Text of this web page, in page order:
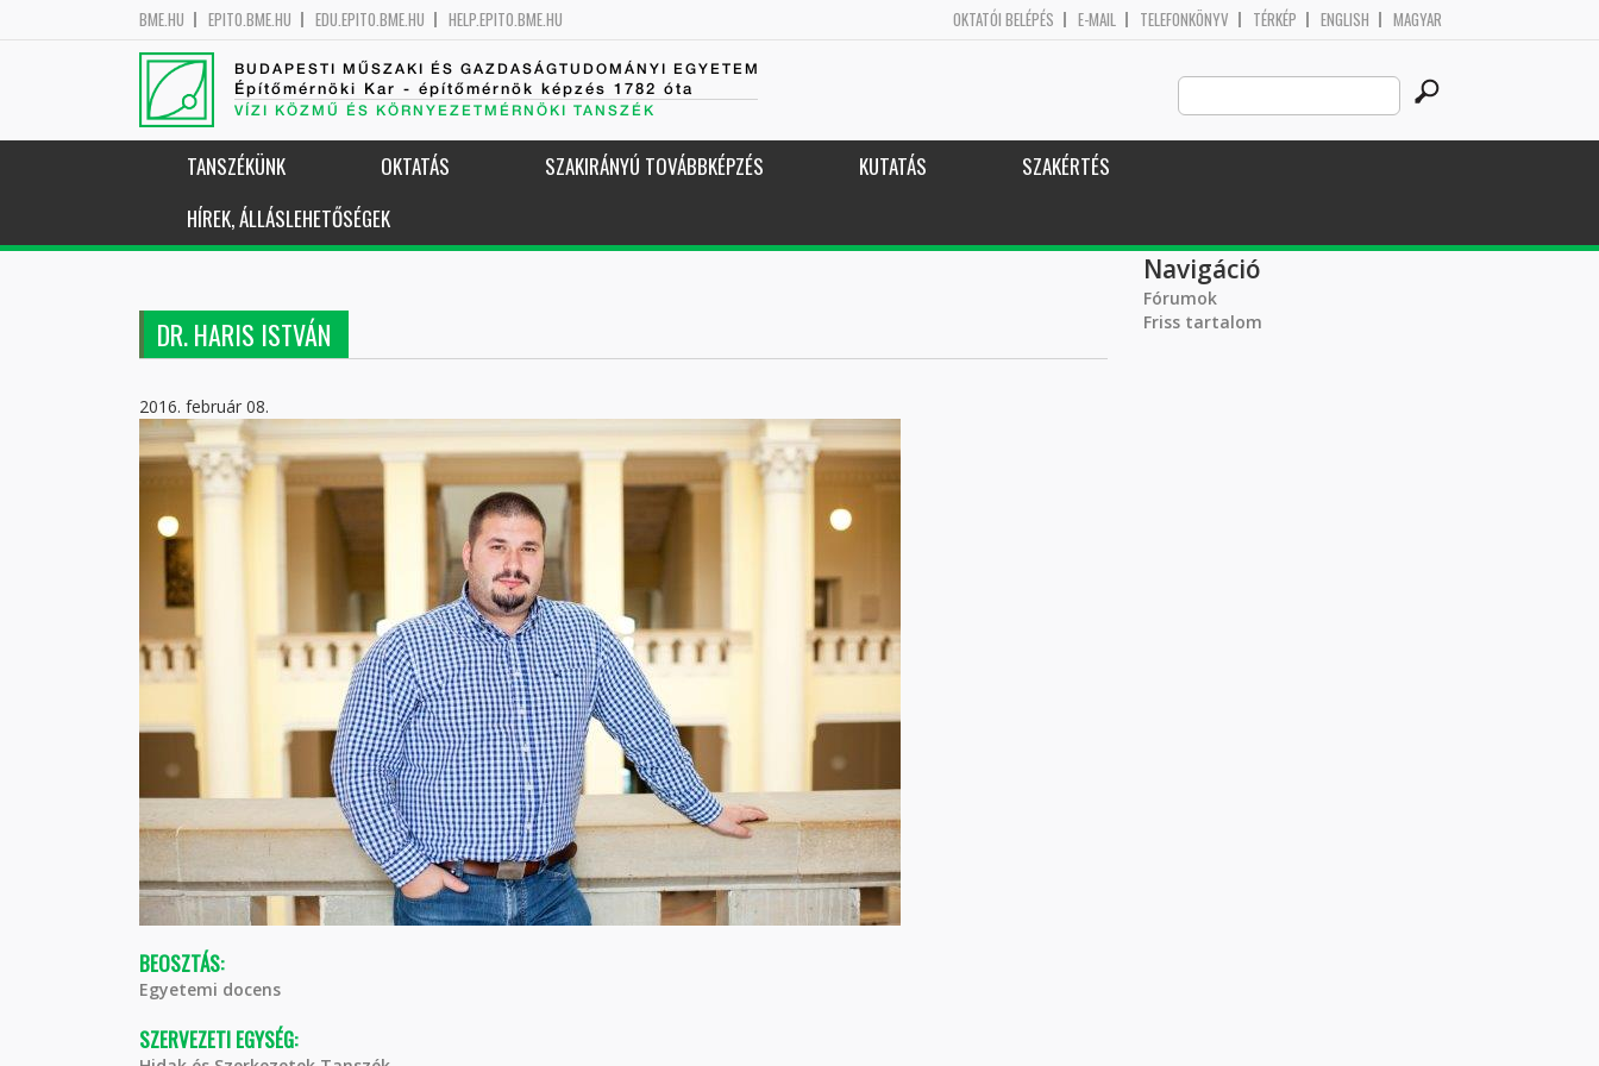
BME.HU EPITO.BME.HU EDU.EPITO.BME.HU HELP.EPITO.BME.HU OKTATÓI BELÉPÉS E-MAIL TELEFONKÖNYV TÉRKÉP ENGLISH MAGYAR
BUDAPESTI MŰSZAKI ÉS GAZDASÁGTUDOMÁNYI EGYETEM
Építőmérnöki Kar - építőmérnök képzés 1782 óta
VÍZI KÖZMŰ ÉS KÖRNYEZETMÉRNÖKI TANSZÉK
Search
this
site
TANSZÉKÜNK OKTATÁS SZAKIRÁNYÚ TOVÁBBKÉPZÉS KUTATÁS
SZAKÉRTÉS
HÍREK, ÁLLÁSLEHETŐSÉGEK
DR. HARIS ISTVÁN
2016. február 08.
BEOSZTÁS:
Egyetemi docens
SZERVEZETI EGYSÉG:
Navigáció
Fórumok
Friss tartalom